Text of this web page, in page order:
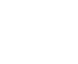
ニンジャ？→スタイリ...